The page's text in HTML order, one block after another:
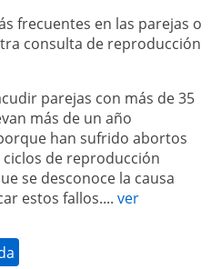
frecuentes en las parejas o
consulta de reproducción
parejas con más de 35
más de un año
han sufrido abortos
de reproducción
se desconoce la causa
estos fallos.... ver